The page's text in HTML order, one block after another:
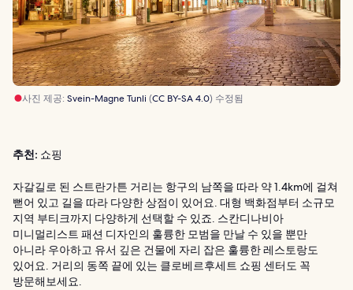
사진 제공: Svein-Magne Tunli (CC BY-SA 4.0) 수정됨
추천: 쇼핑
자갈길로 된 스트란가튼 거리는 항구의 남쪽을 따라 약 1.4km에 걸쳐
뻗어 있고 길을 따라 다양한 상점이 있어요. 대형 백화점부터 소규모
지역 부티크까지 다양하게 선택할 수 있죠. 스칸디나비아
미니멀리스트 패션 디자인의 훌륭한 모범을 만날 수 있을 뿐만
아니라 우아하고 유서 깊은 건물에 자리 잡은 훌륭한 레스토랑도
있어요. 거리의 동쪽 끝에 있는 클로베르후세트 쇼핑 센터도 꼭
방문해보세요.